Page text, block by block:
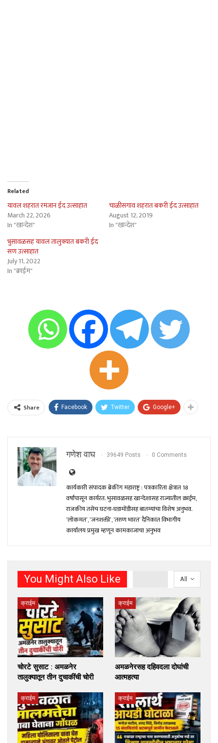
Related
यावल शहरात रमजान ईद उत्साहात
March 22, 2026
In "खान्देश"
चाळीसगाव शहरात बकरी ईद उत्साहात
August 12, 2019
In "खान्देश"
भुसावळसह यावल तालुक्यात बकरी ईद
सण उत्साहात
July 11, 2022
In "क्राईम"
Share Facebook Twitter Google+
गणेश वाघ 39649 Posts 0 Comments
कार्यकारी संपादक ब्रेकींग महाराष्ट्र : पत्रकारिता क्षेत्रात 18
वर्षांपासून कार्यरत. भुसावळसह खान्देशासह राज्यातील क्राईम,
राजकीय तसेच घटना-घडामोंडीसह बातम्यांचा विशेष अनुभव.
‘लोकमत’, ‘जनशक्ती’, ‘तरुण भारत’ दैनिकात विभागीय
कार्यालय प्रमुख म्हणून कामकाजाचा अनुभव
All
You Might Also Like
क्राईम
चोरटे सुसाट : अमळनेर
तालुक्यातून तीन दुचाकींची चोरी
क्राईम
अमळनेरसह दहिवदला दोघांची
आत्महत्या
क्राईम क्राईम